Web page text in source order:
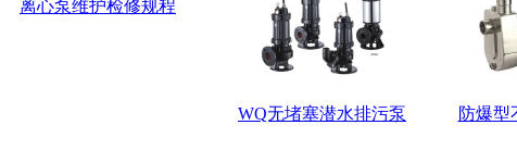
离心泵维护检修规程
WQ无堵塞潜水排污泵 防爆型